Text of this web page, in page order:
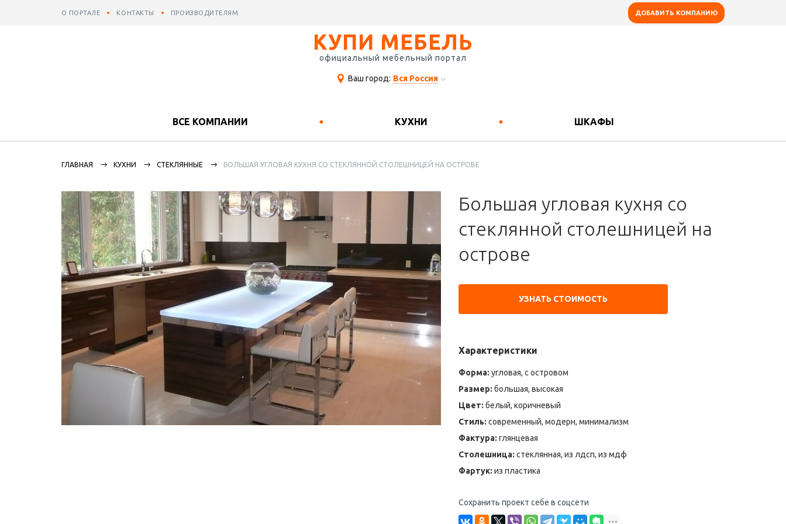
О ПОРТАЛЕ КОНТАКТЫ ПРОИЗВОДИТЕЛЯМ ДОБАВИТЬ КОМПАНИЮ
КУПИ МЕБЕЛЬ
официальный мебельный портал
Ваш город: Вся Россия
ВСЕ КОМПАНИИ КУХНИ ШКАФЫ
ГЛАВНАЯ КУХНИ СТЕКЛЯННЫЕ БОЛЬШАЯ УГЛОВАЯ КУХНЯ СО СТЕКЛЯННОЙ СТОЛЕШНИЦЕЙ НА ОСТРОВЕ
Большая угловая кухня со
стеклянной столешницей на
острове
УЗНАТЬ СТОИМОСТЬ
Характеристики
Форма: угловая, с островом
Размер: большая, высокая
Цвет: белый, коричневый
Стиль: современный, модерн, минимализм
Фактура: глянцевая
Столешница: стеклянная, из лдсп, из мдф
Фартук: из пластика
Сохранить проект себе в соцсети